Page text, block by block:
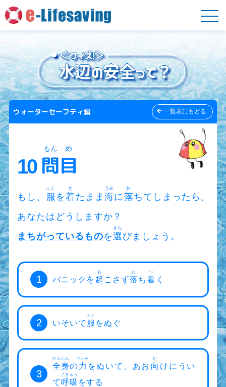
ウォーターセーフティ編 一覧表にもどる
10 問
もん
目
め
もし、 服
ふく
を着
き
たまま 海
うみ
に落
お
ちてしまったら、
あなたはどうしますか？
まちがっているものを選
えら
びましょう。
1 パニックを 起
お
こさず落
お
ち着
つ
く
2 いそいで服
ふく
をぬぐ
3
全身
ぜんしん
の力
ちから
をぬいて、あお 向
む
けにうい
て 呼吸
こきゅう
をする